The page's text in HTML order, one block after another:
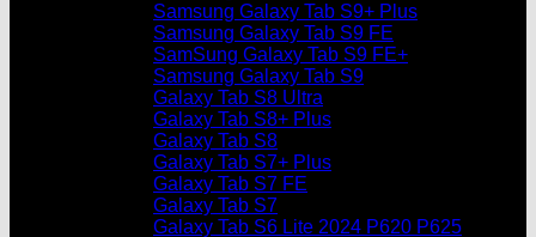
Samsung Galaxy Tab S9+ Plus
Samsung Galaxy Tab S9 FE
SamSung Galaxy Tab S9 FE+
Samsung Galaxy Tab S9
Galaxy Tab S8 Ultra
Galaxy Tab S8+ Plus
Galaxy Tab S8
Galaxy Tab S7+ Plus
Galaxy Tab S7 FE
Galaxy Tab S7
Galaxy Tab S6 Lite 2024 P620 P625